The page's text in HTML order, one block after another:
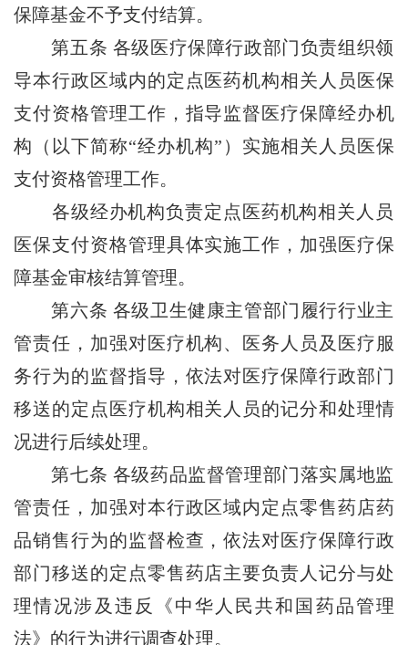
保障基金不予支付结算。
第五条 各级医疗保障行政部门负责组织领
导本行政区域内的定点医药机构相关人员医保
支付资格管理工作，指导监督医疗保障经办机
构（以下简称“经办机构”）实施相关人员医保
支付资格管理工作。
各级经办机构负责定点医药机构相关人员
医保支付资格管理具体实施工作，加强医疗保
障基金审核结算管理。
第六条 各级卫生健康主管部门履行行业主
管责任，加强对医疗机构、医务人员及医疗服
务行为的监督指导，依法对医疗保障行政部门
移送的定点医疗机构相关人员的记分和处理情
况进行后续处理。
第七条 各级药品监督管理部门落实属地监
管责任，加强对本行政区域内定点零售药店药
品销售行为的监督检查，依法对医疗保障行政
部门移送的定点零售药店主要负责人记分与处
理情况涉及违反《中华人民共和国药品管理
法》的行为进行调查处理。